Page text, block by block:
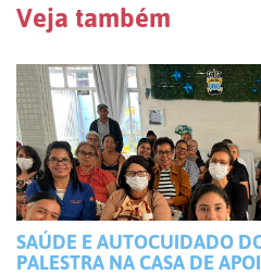
Veja também
SAÚDE E AUTOCUIDADO
PALESTRA NA CASA DE